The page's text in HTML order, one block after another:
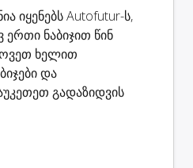
იყენებს Autofutur-ს,
ნაბიჯით წინ
ხელით
და
გადაზიდვის